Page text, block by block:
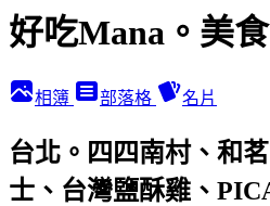
好吃Mana。美
相簿 部落格 名片
台北。四四南村、和
士、台灣鹽酥雞、